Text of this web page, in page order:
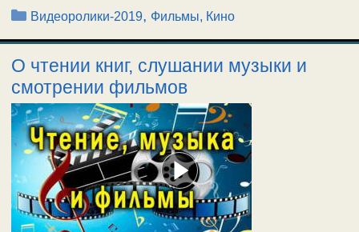
Рубрики
Видеоролики-2019, Фильмы, Кино
О чтении книг, слушании музыки и
смотрении фильмов